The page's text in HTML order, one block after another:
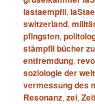
lastaempfli,
switzerland,
pfingsten,
stämpfli bücher
entfremdung,
soziologie der
vermessung des
Resonanz,zei,Zeit